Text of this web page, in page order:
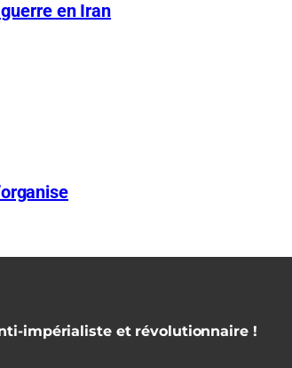
en Iran
impérialiste et révolutionnaire !